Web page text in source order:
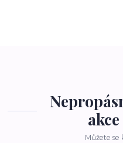
Můžete se